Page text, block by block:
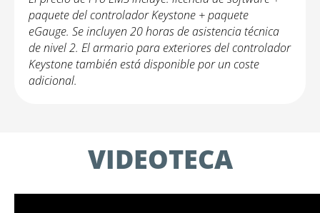
paquete del controlador Keystone + paquete
eGauge. Se incluyen 20 horas de asistencia técnica
de nivel 2. El armario para exteriores del controlador
Keystone también está disponible por un coste
adicional.
VIDEOTECA